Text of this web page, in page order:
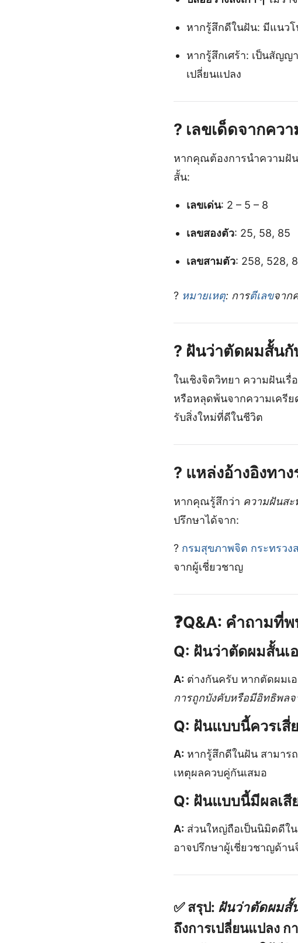
หากรู้สึกดีในฝัน: มีแนวโ
หากรู้สึกเศร้า: เป็นสัญญ
เปลี่ยนแปลง
? เลขเด็ดจากคว
หากคุณต้องการนำความฝั
สั้น:
เลขเด่น: 2 – 5 – 8
เลขสองตัว: 25, 58, 85
เลขสามตัว: 258, 528,
? หมายเหตุ: การตีเลขจาก
? ฝันว่าตัดผมสั้นกั
ในเชิงจิตวิทยา ความฝันเรื่
หรือหลุดพ้นจากความเครี
รับสิ่งใหม่ที่ดีในชีวิต
? แหล่งอ้างอิงทา
หากคุณรู้สึกว่า ความฝันส
ปรึกษาได้จาก:
? กรมสุขภาพจิต กระทรวง
จากผู้เชี่ยวชาญ
❓Q&A: คำถามที่
Q: ฝันว่าตัดผมสั้นเ
A: ต่างกันครับ หากตัดผมเ
การถูกบังคับหรือมีอิทธิพล
Q: ฝันแบบนี้ควรเสี่
A: หากรู้สึกดีในฝัน สามาร
เหตุผลควบคู่กันเสมอ
Q: ฝันแบบนี้มีผลเสี
A: ส่วนใหญ่ถือเป็นนิมิตดีใน
อาจปรึกษาผู้เชี่ยวชาญด้าน
✅สรุป: ฝันว่าตัดผมสั้
ถึงการเปลี่ยนแปลง ก